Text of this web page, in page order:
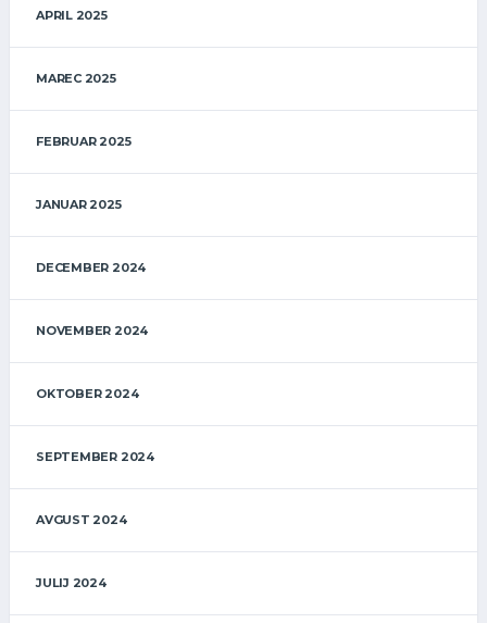
APRIL 2025
MAREC 2025
FEBRUAR 2025
JANUAR 2025
DECEMBER 2024
NOVEMBER 2024
OKTOBER 2024
SEPTEMBER 2024
AVGUST 2024
JULIJ 2024